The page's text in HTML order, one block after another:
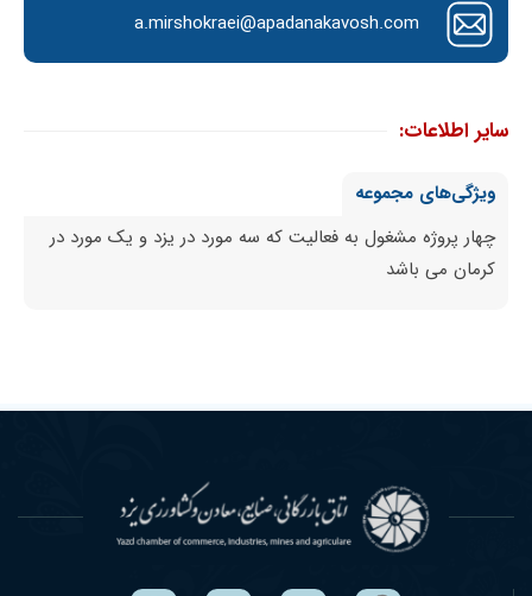
a.mirshokraei@apadanakavosh.com
سایر اطلاعات:
ویژگی‌های مجموعه
چهار پروژه مشغول به فعالیت که سه مورد در یزد و یک مورد در
کرمان می باشد